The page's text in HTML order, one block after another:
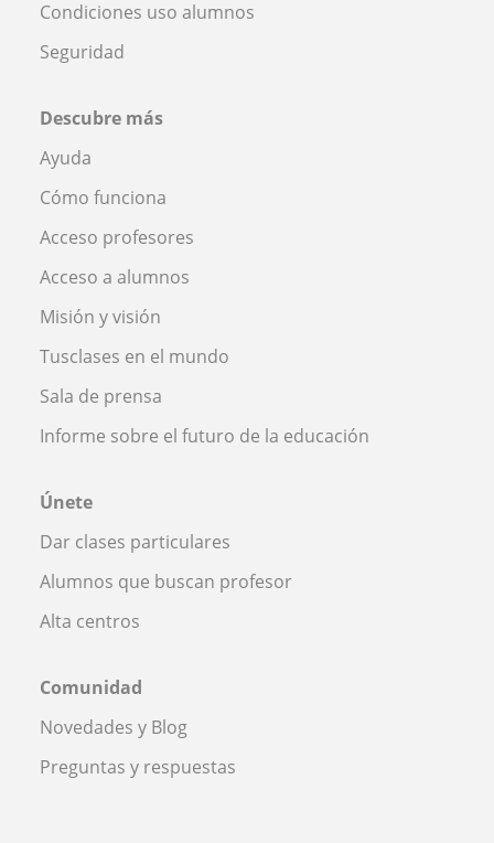
Condiciones uso alumnos
Seguridad
Descubre más
Ayuda
Cómo funciona
Acceso profesores
Acceso a alumnos
Misión y visión
Tusclases en el mundo
Sala de prensa
Informe sobre el futuro de la educación
Únete
Dar clases particulares
Alumnos que buscan profesor
Alta centros
Comunidad
Novedades y Blog
Preguntas y respuestas